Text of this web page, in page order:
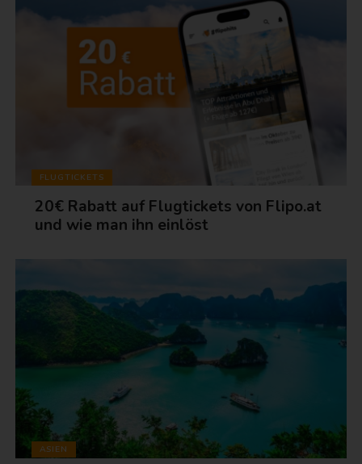
FLUGTICKETS
20€ Rabatt auf Flugtickets von Flipo.at
und wie man ihn einlöst
ASIEN